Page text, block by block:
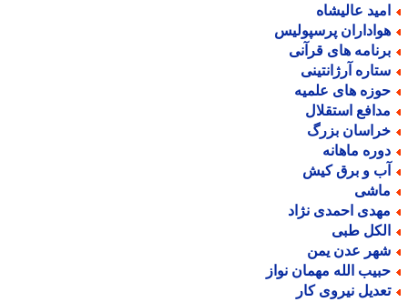
عالیشاه
پرسپولیس
های قرآنی
آرژانتینی
های علمیه
استقلال
بزرگ
ماهانه
و برق کیش
احمدی نژاد
طبی
عدن یمن
الله مهمان نواز
نیروی کار